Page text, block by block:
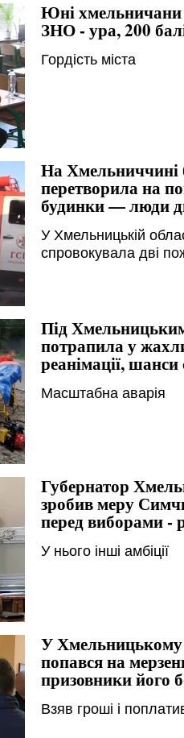
Юні
ЗНО - ура, 200
Гордість міста
На Хмельниччині
перетворила на
будинки — люди
У Хмельницькій
спровокувала дві
Під
потрапила у
реанімації, шанси
Масштабна аварія
Губернатор
зробив меру
перед виборами -
У нього інші амбіції
У
попався на
призовники його
Взяв гроші і